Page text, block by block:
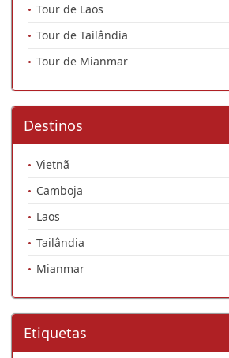
Tour de Laos
Tour de Tailândia
Tour de Mianmar
Destinos
Vietnã
Camboja
Laos
Tailândia
Mianmar
Etiquetas